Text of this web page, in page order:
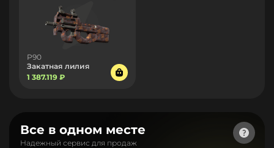
P90
Закатная лилия
1 387.119 ₽
Все в одном месте
Надежный сервис для продаж